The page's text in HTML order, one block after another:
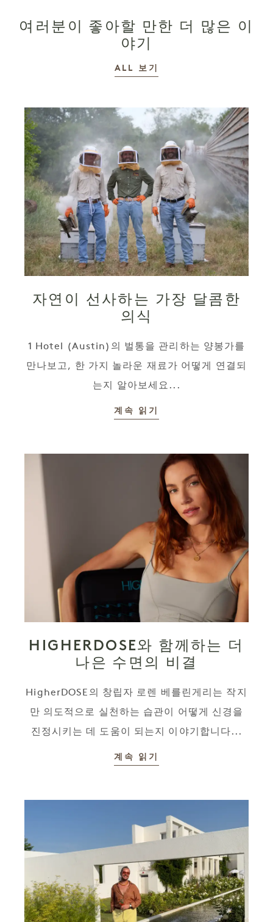
여러분이 좋아할 만한 더 많은 이
야기
ALL 이야기
보기
자연이 선사하는 가장 달콤한
의식
1 Hotel (Austin)의 벌통을 관리하는 양봉가를
만나보고, 한 가지 놀라운 재료가 어떻게 연결되
는지 알아보세요...
계속 읽기
HIGHERDOSE와 함께하는 더
나은 수면의 비결
HigherDOSE의 창립자 로렌 베를린게리는 작지
만 의도적으로 실천하는 습관이 어떻게 신경을
진정시키는 데 도움이 되는지 이야기합니다...
계속 읽기